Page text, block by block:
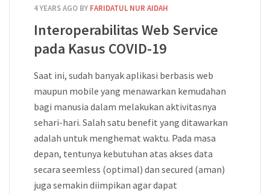
4 YEARS AGO BY FARIDATUL NUR AIDAH
Interoperabilitas Web Service
pada Kasus COVID-19
Saat ini, sudah banyak aplikasi berbasis web
maupun mobile yang menawarkan kemudahan
bagi manusia dalam melakukan aktivitasnya
sehari-hari. Salah satu benefit yang ditawarkan
adalah untuk menghemat waktu. Pada masa
depan, tentunya kebutuhan atas akses data
secara seemless (optimal) dan secured (aman)
juga semakin diimpikan agar dapat